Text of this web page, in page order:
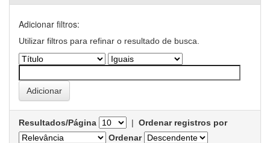
Adicionar filtros:
Utilizar filtros para refinar o resultado de busca.
Resultados/Página | Ordenar registros por
Ordenar